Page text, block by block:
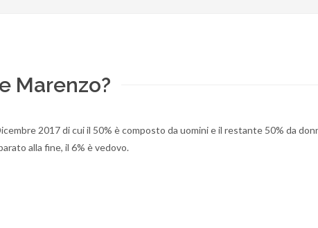
Marenzo?
2017 di cui il 50% è composto da uomini e il restante 50% da
alla fine, il 6% è vedovo.